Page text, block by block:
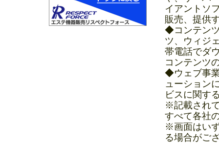
イアントソ
販売、提供
◆コンテン
ツ、ウィジ
帯電話でダ
コンテンツ
◆ウェブ事
ューション
ビスに関す
※記載され
すべて各社
※画面はい
る場合がご